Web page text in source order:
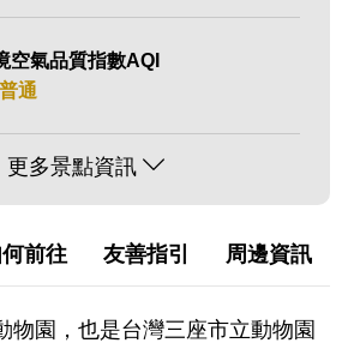
空氣品質指數AQI
通
更多景點資訊
前往 友善指引 周邊資訊
物園，也是台灣三座市立動物園